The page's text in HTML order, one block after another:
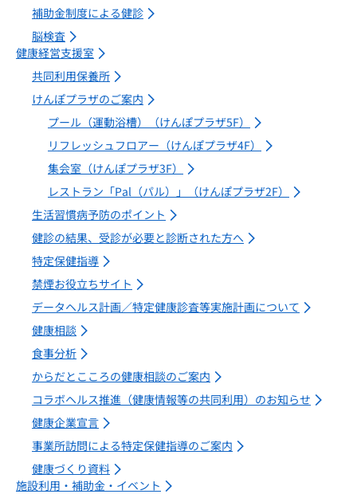
補助金制度による健診
脳検査
健康経営支援室
共同利用保養所
けんぽプラザのご案内
プール（運動浴槽）（けんぽプラザ5F）
リフレッシュフロアー（けんぽプラザ4F）
集会室（けんぽプラザ3F）
レストラン「Pal（パル）」（けんぽプラザ2F）
生活習慣病予防のポイント
健診の結果、受診が必要と診断された方へ
特定保健指導
禁煙お役立ちサイト
データヘルス計画／特定健康診査等実施計画について
健康相談
食事分析
からだとこころの健康相談のご案内
コラボヘルス推進（健康情報等の共同利用）のお知らせ
健康企業宣言
事業所訪問による特定保健指導のご案内
健康づくり資料
施設利用・補助金・イベント